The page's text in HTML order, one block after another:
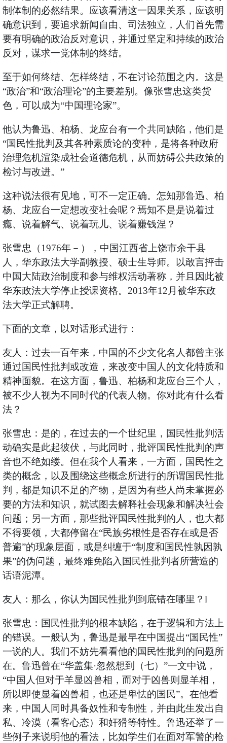
制体制的必然结果。应该看清这一因果关系，应该明
确意识到，要追求新闻自由、司法独立，人们首先需
要有明确的政治反对意识，并通过坚定和持续的政治
反对，谋求一党体制的终结。
至于如何终结、怎样终结，不在讨论范围之内。这是
“政治”和“政治理论”的主要差别。像张雪忠这类货
色，可以成为“中国理论家”。
他认为鲁迅、柏杨、龙应台有一个共同缺陷，他们是
“国民性批判及其各种素质论的变种，是将各种政府
治理危机渲染成社会道德危机，从而妨碍公共政策的
检讨与改进。”
这种说法很有见地，可不一定正确。怎知那鲁迅、柏
杨、龙应台一定想改变社会呢？焉知不是是说着过
瘾、说着解气、说着玩儿、说着赚钱涅？
张雪忠（1976年－），中国江西省上饶市余干县
人，华东政法大学副教授、硕士生导师。以敢言抨击
中国大陆政治制度和参与维权活动著称，并且因此被
华东政法大学停止授课资格。2013年12月被华东政
法大学正式解聘。
下面的文章，以对话形式进行：
友人：过去一百年来，中国的不少文化名人都曾主张
通过国民性批判或改造，来改变中国人的文化特质和
精神面貌。在这方面，鲁迅、柏杨和龙应台三个人，
被不少人视为不同时代的代表人物。你对此有什么看
法？
张雪忠：是的，在过去的一个世纪里，国民性批判活
动确实是此起彼伏，与此同时，批评国民性批判的声
音也不绝如缕。但在我个人看来，一方面，国民性之
类的概念，以及围绕这些概念所进行的所谓国民性批
判，都是知识不足的产物，是因为有些人尚未掌握必
要的方法和知识，就试图去解释社会现象和解决社会
问题；另一方面，那些批评国民性批判的人，也大都
不得要领，大都停留在“民族劣根性是否存在或是否
普遍”的现象层面，或是纠缠于“制度和国民性孰因孰
果”的伪问题，最终难免陷入国民性批判者所营造的
话语泥潭。
友人：那么，你认为国民性批判到底错在哪里？l
张雪忠：国民性批判的根本缺陷，在于逻辑和方法上
的错误。一般认为，鲁迅是最早在中国提出“国民性”
一说的人。我们不妨先看看他的国民性批判的问题所
在。鲁迅曾在“华盖集·忽然想到（七）”一文中说，
“中国人但对于羊显凶兽相，而对于凶兽则显羊相，
所以即使显着凶兽相，也还是卑怯的国民”。在他看
来，中国人同时具备奴性和专制性，并由此生发出自
私、冷漠（看客心态）和奸猾等特性。鲁迅还举了一
些例子来说明他的看法，比如学生们在面对军警的枪